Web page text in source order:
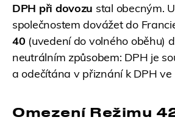
DPH při dovozu stal obecným.
společnostem dovážet do
40 (uvedení do volného oběhu)
neutrálním způsobem: DPH je
a odečítána v přiznání k DPH ve
Omezení Režimu